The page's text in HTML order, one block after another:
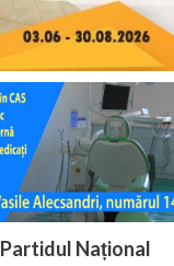
Partidul Național